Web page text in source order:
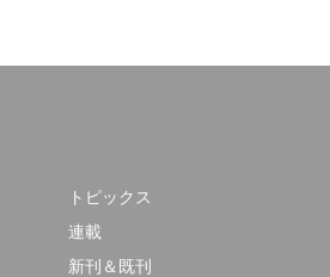
トピックス
連載
新刊＆既刊